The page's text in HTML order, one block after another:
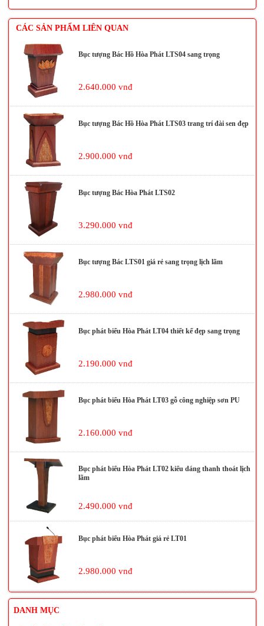
CÁC SẢN PHẨM LIÊN QUAN
Bục tượng Bác Hồ Hòa Phát LTS04 sang trọng
2.640.000 vnđ
Bục tượng Bác Hồ Hòa Phát LTS03 trang trí đài sen đẹp
2.900.000 vnđ
Bục tượng Bác Hòa Phát LTS02
3.290.000 vnđ
Bục tượng Bác LTS01 giá rẻ sang trọng lịch lãm
2.980.000 vnđ
Bục phát biểu Hòa Phát LT04 thiết kế đẹp sang trọng
2.190.000 vnđ
Bục phát biểu Hòa Phát LT03 gỗ công nghiệp sơn PU
2.160.000 vnđ
Bục phát biểu Hòa Phát LT02 kiểu dáng thanh thoát lịch
lãm
2.490.000 vnđ
Bục phát biểu Hòa Phát giá rẻ LT01
2.980.000 vnđ
DANH MỤC